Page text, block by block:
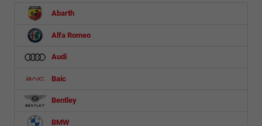
Abarth
Alfa Romeo
Audi
Baic
Bentley
BMW